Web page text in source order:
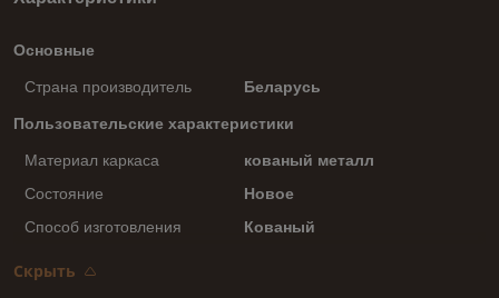
Основные
Страна производитель Беларусь
Пользовательские характеристики
Материал каркаса
кованый металл
Состояние
Новое
Способ изготовления
Кованый
Скрыть